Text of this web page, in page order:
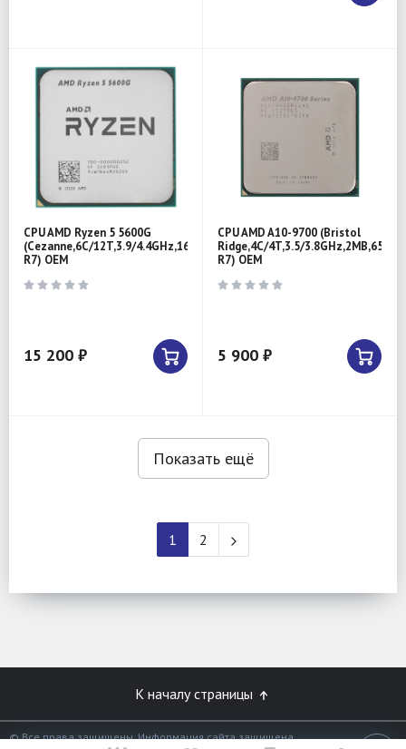
CPU AMD Ryzen 5 5600G
(Cezanne,6C/12T,3.9/4.4GHz,16MB,65W,Radeon
R7) OEM
15 200 ₽
CPU AMD A10-9700 (Bristol
Ridge,4C/4T,3.5/
R7) OEM
5 900 ₽
Показать ещё
1 2
К началу страницы
© Все права защищены. Информация сайта защищена